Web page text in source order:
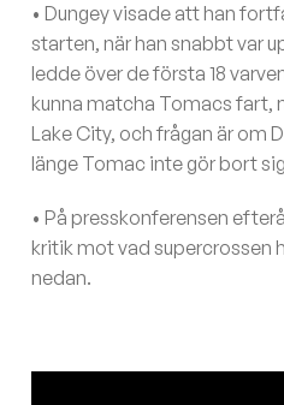
• Dungey visade att han
starten, när han snabbt var
ledde över de första 18
kunna matcha Tomacs fart,
Lake City, och frågan är om
länge Tomac inte gör bort
• På presskonferensen
kritik mot vad supercrossen
nedan.